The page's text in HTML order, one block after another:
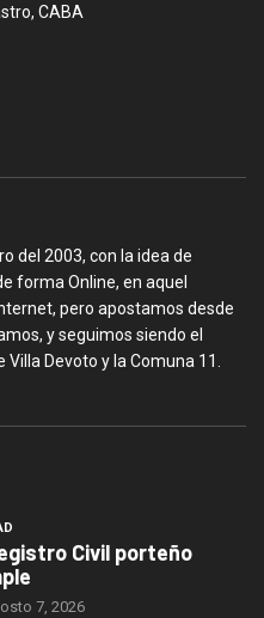
CABA
del 2003, con la idea de
forma Online, en aquel
pero apostamos desde
y seguimos siendo el
Devoto y la Comuna 11.
Civil porteño
7, 2026